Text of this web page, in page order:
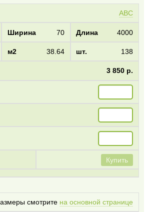
АВС
70 4000
38.64 138
3 850 р.
Купить
смотрите на основной странице